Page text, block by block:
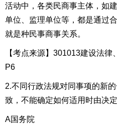
活动中，各类民商事主体，如
单位、监理单位等，都是通过
就是种民事商事关系。
【考点来源】301013建设法
P6
2.不同行政法规对同事项的新
致，不能确定如何适用时由决定
A国务院